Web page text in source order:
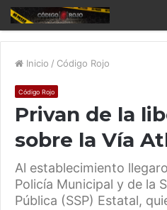
Inicio / Código Rojo
Código Rojo
Privan de la
sobre la Vía
Al establecimiento
Policía Municipal y de la
Pública (SSP) Estatal,